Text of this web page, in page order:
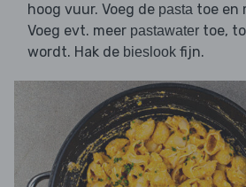
hoog vuur. Voeg de pasta toe en
Voeg evt. meer pastawater toe,
wordt. Hak de bieslook fijn.